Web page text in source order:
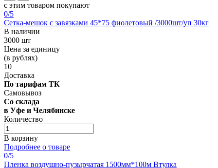
с этим товаром покупают
0/5
Сетка-мешок с завязками 45*75 фиолетовый /3000шт/уп 30кг
В наличии
3000 шт
Цена за единицу
(в рублях)
10
Доставка
По тарифам ТК
Самовывоз
Со склада
в Уфе и Челябинске
Количество
В корзину
Подробнее о товаре
0/5
Пленка воздушно-пузырчатая 1500мм*100м Втулка